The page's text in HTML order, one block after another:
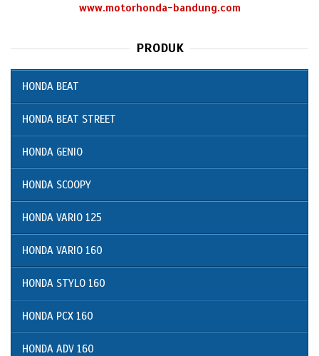
www.motorhonda-bandung.com
PRODUK
HONDA BEAT
HONDA BEAT STREET
HONDA GENIO
HONDA SCOOPY
HONDA VARIO 125
HONDA VARIO 160
HONDA STYLO 160
HONDA PCX 160
HONDA ADV 160